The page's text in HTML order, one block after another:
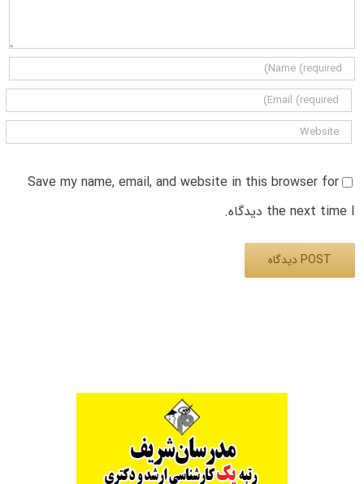
Save my name, email, and website in this browser for
the next time I دیدگاه.